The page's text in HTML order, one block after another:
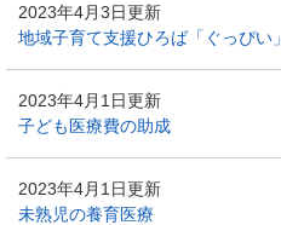
2023年4月3日更新
地域子育て支援ひろば「ぐっぴい」
2023年4月1日更新
子ども医療費の助成
2023年4月1日更新
未熟児の養育医療